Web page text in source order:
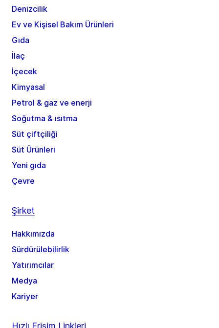
Denizcilik
Ev ve Kişisel Bakım Ürünleri
Gıda
İlaç
İçecek
Kimyasal
Petrol & gaz ve enerji
Soğutma & ısıtma
Süt çiftçiliği
Süt Ürünleri
Yeni gıda
Çevre
Şirket
Hakkımızda
Sürdürülebilirlik
Yatırımcılar
Medya
Kariyer
Hızlı Erişim Linkleri